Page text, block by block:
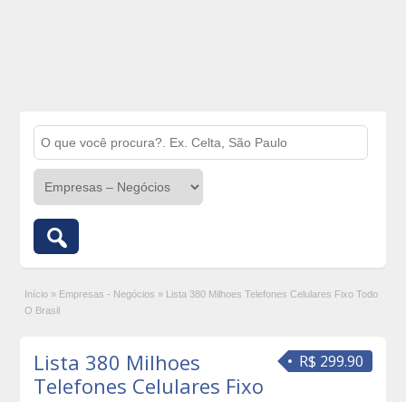
Início » Empresas - Negócios » Lista 380 Milhoes Telefones Celulares Fixo Todo
O Brasil
R$ 299.90
Lista 380 Milhoes
Telefones Celulares Fixo